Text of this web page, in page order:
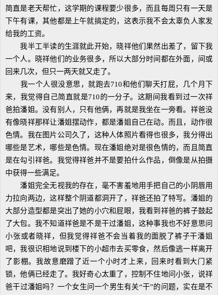
简直是老天帮忙，这学期的课程要少很多，而且每周只有一天是
下午有课，其他都是上午就搞定的，这表示我不会太辜负人家发
给我的工资。
我半工半读的生涯就此开始，晓祥他们果然出差了，留下我
一个人。晓祥他们的业务很多，所以大部分时间都在外面，间或
回来几次，但只一两天就又走了。
我一个人很没意思，就跑去710和他们聊天打屁，几个月下
来，我觉得自己简直就是710的一分子。这期间我看到过一次祥
爸拍潘姐。没有别人，只有他俩，再就是我坐在一旁看。祥爸没
有像晓祥那样让潘姐摆动作，都是潘姐自己在动。而且，动作很
色情。我在图片公司久了，这种人体照片看得也很多，我分得出
哪些是艺术，哪些是色情。现在潘姐绝对是很色情的，而且简直
是在勾引祥爸。我觉得祥爸并不是要拍什么作品，倒像是从拍摄
中获得一些满足。
潘姐完全无视我的存在，毫不害羞地用手把自己的小阴唇用
力拉向两边，这样整个阴道都洞开了，祥爸还拍了特写。潘姐的
大部分造型都是突出了她的小穴和屁眼，我看到祥爸的裤子鼓起
了大包。我不知道祥爸是不是干过潘姐，这种事我也不好意思问
小张或者晓祥，但我觉得祥爸不会当着我的面脱了裤子干潘姐
吧，我很识相地说到楼下的小超市去买零食，然后像逃一样离开
了影棚。我故意磨蹭了近一个小时才上来，回来时看到大门紧
锁，他俩已经走了。我好奇心太重了，控制不住地问小张，说祥
爸干过潘姐吗？一个女生问一个男生有关“干”的问题，实在是不